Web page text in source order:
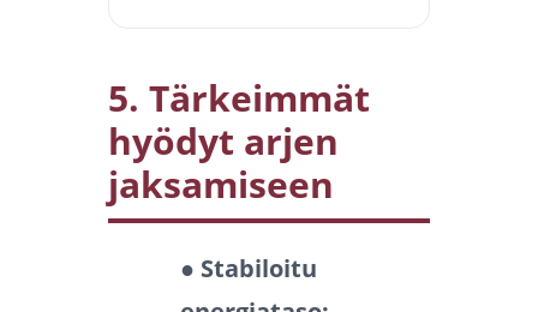
5. Tärkeimmät
hyödyt arjen
jaksamiseen
● Stabiloitu